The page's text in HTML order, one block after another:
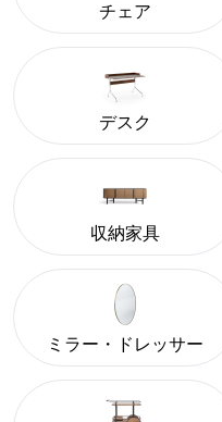
チェア
デスク
収納家具
ミラー・ドレッサー